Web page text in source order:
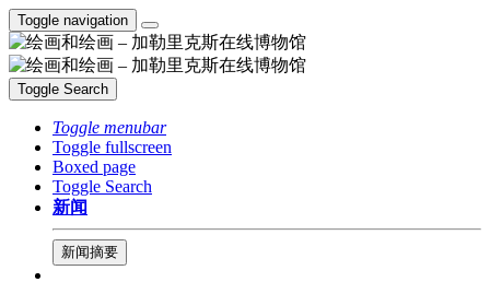
Toggle navigation
Toggle Search
Toggle menubar
Toggle fullscreen
Boxed page
Toggle Search
新闻
新闻摘要